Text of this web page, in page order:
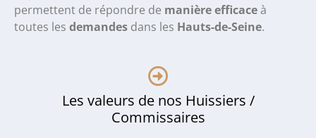
permettent de répondre de manière efficaceà
toutes les demandes dans les Hauts-de-Seine.
Les valeurs de nos Huissiers /
Commissaires